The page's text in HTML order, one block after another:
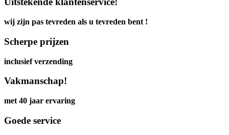
wij zijn pas tevreden als u tevreden bent !
Scherpe prijzen
inclusief verzending
Vakmanschap!
met 40 jaar ervaring
Goede service